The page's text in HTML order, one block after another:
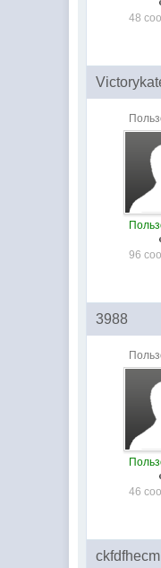
48
96
3988
46
ckfdfhecm